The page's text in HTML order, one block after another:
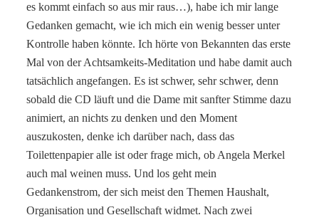
es kommt einfach so aus mir raus…), habe ich mir lange
Gedanken gemacht, wie ich mich ein wenig besser unter
Kontrolle haben könnte. Ich hörte von Bekannten das erste
Mal von der Achtsamkeits-Meditation und habe damit auch
tatsächlich angefangen. Es ist schwer, sehr schwer, denn
sobald die CD läuft und die Dame mit sanfter Stimme dazu
animiert, an nichts zu denken und den Moment
auszukosten, denke ich darüber nach, dass das
Toilettenpapier alle ist oder frage mich, ob Angela Merkel
auch mal weinen muss. Und los geht mein
Gedankenstrom, der sich meist den Themen Haushalt,
Organisation und Gesellschaft widmet. Nach zwei